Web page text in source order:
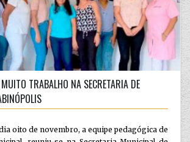
TRABALHO NA SECRETARIA DE
oito de novembro, a equipe pedagógica de